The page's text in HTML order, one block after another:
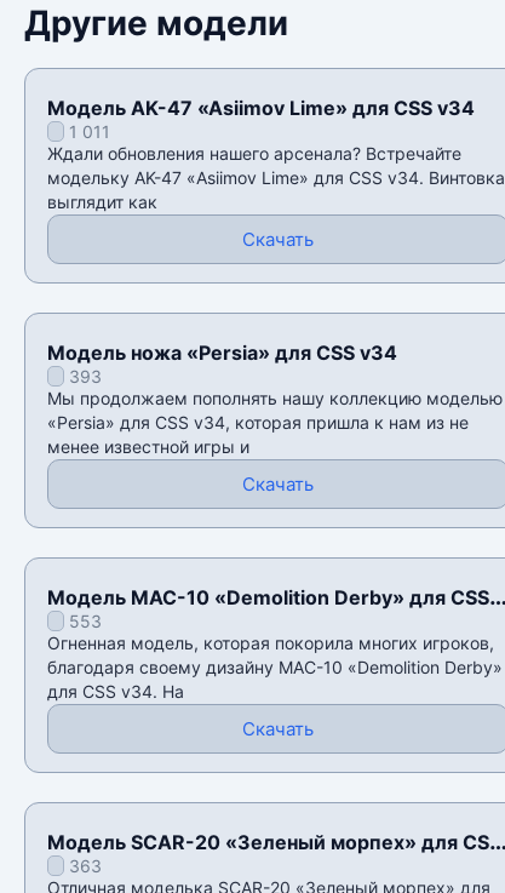
Другие модели
Модель AK-47 «Asiimov Lime» для CSS v34
1 011
Ждали обновления нашего арсенала? Встречайте
модельку AK-47 «Asiimov Lime» для CSS v34. Винтовка
выглядит как
Скачать
Модель ножа «Persia» для CSS v34
393
Мы продолжаем пополнять нашу коллекцию моделью
«Persia» для CSS v34, которая пришла к нам из не
менее известной игры и
Скачать
Модель MAC-10 «Demolition Derby» для CSS
v34553
Огненная модель, которая покорила многих игроков,
благодаря своему дизайну MAC-10 «Demolition Derby»
для CSS v34. На
Скачать
Модель SCAR-20 «Зеленый морпех» для CSS
v34363
Отличная моделька SCAR-20 «Зеленый морпех» для